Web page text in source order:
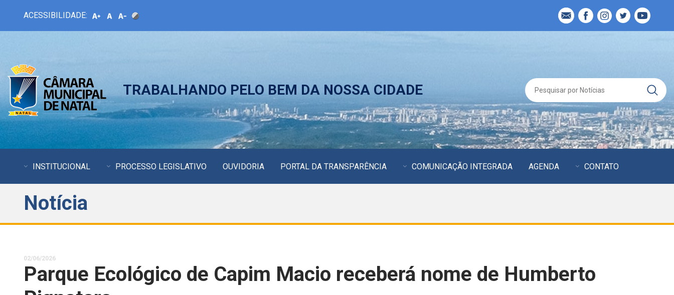
ACESSIBILIDADE:
TRABALHANDO PELO BEM DA NOSSA CIDADE
INSTITUCIONAL PROCESSO LEGISLATIVO OUVIDORIA PORTAL DA TRANSPARÊNCIA COMUNICAÇÃO INTEGRADA AGENDA CONTATO
Notícia
02/06/2026
Parque Ecológico de Capim Macio receberá nome de Humberto